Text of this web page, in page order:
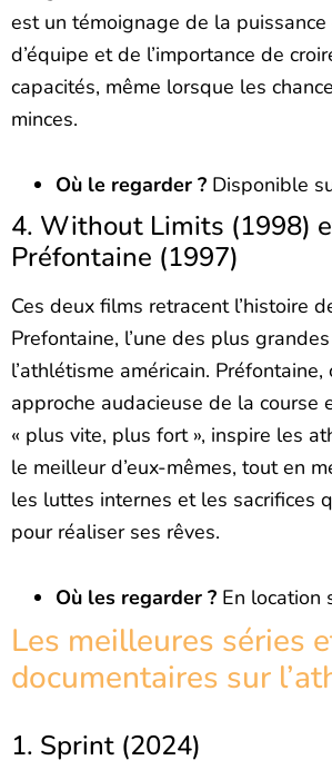
est un témoignage de la
d’équipe et de l’importance de
capacités, même lorsque les
minces.
Où le regarder ? Disponible
4. Without Limits (1998)
Préfontaine (1997)
Ces deux films retracent l’histoire
Prefontaine, l’une des plus
l’athlétisme américain.
approche audacieuse de la course
« plus vite, plus fort », inspire les
le meilleur d’eux-mêmes, tout en
les luttes internes et les sacrifices
pour réaliser ses rêves.
Où les regarder ? En location
Les meilleures séries
documentaires sur
1. Sprint (2024)